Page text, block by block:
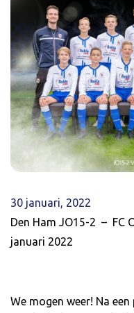
30 januari, 2022
Den Ham JO15-2 – FC
januari 2022
We mogen weer! Na